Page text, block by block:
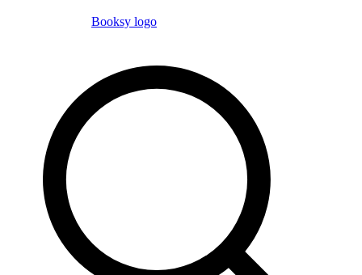
Booksy logo